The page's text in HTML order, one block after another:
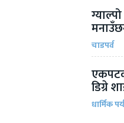
चाडपर्व
डिग्रे
धार्मिक